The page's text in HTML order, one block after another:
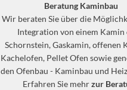
Beratung Kaminbau
Wir beraten Sie über die
Integration von einem Kamin
Schornstein, Gaskamin, offenen
Kachelofen, Pellet Ofen sowie
den Ofenbau - Kaminbau und
Erfahren Sie mehrzur